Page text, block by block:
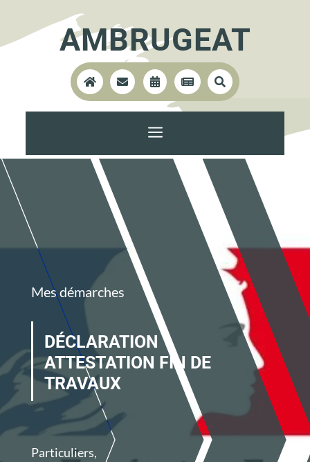
AMBRUGEAT
    
a
Mes démarches
DÉCLARATION
ATTESTATION FIN DE
TRAVAUX
Particuliers,